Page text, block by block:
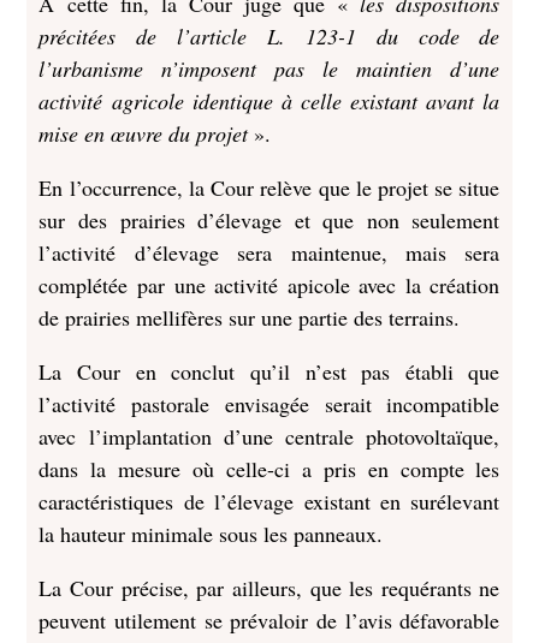
précitées de l’article L. 123-1 du code de
l’urbanisme n’imposent pas le maintien d’une
activité agricole identique à celle existant avant la
mise en œuvre du projet».
En l’occurrence, la Cour relève que le projet se situe
sur des prairies d’élevage et que non seulement
l’activité d’élevage sera maintenue, mais sera
complétée par une activité apicole avec la création
de prairies mellifères sur une partie des terrains.
La Cour en conclut qu’il n’est pas établi que
l’activité pastorale envisagée serait incompatible
avec l’implantation d’une centrale photovoltaïque,
dans la mesure où celle-ci a pris en compte les
caractéristiques de l’élevage existant en surélevant
la hauteur minimale sous les panneaux.
La Cour précise, par ailleurs, que les requérants ne
peuvent utilement se prévaloir de l’avis défavorable